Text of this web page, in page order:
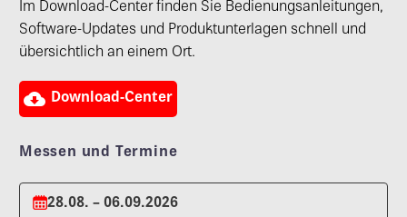
Im Download-Center finden Sie Bedienungsanleitungen,
Software-Updates und Produktunterlagen schnell und
übersichtlich an einem Ort.
 Download-Center
Messen und Termine
28.08. – 06.09.2026